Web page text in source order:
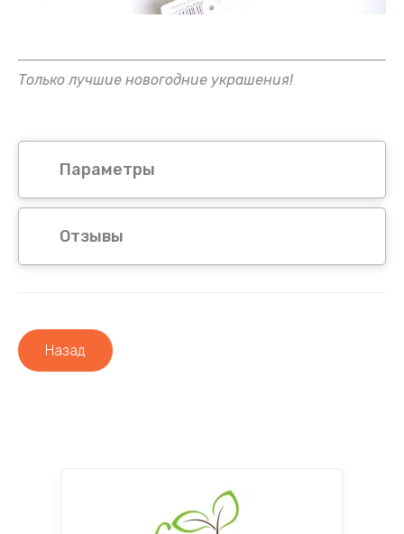
Только лучшие новогодние украшения!
Параметры
Отзывы
Назад